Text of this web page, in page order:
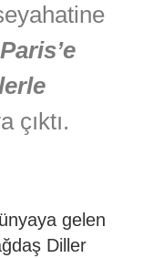
çıktı.
gelen
Diller